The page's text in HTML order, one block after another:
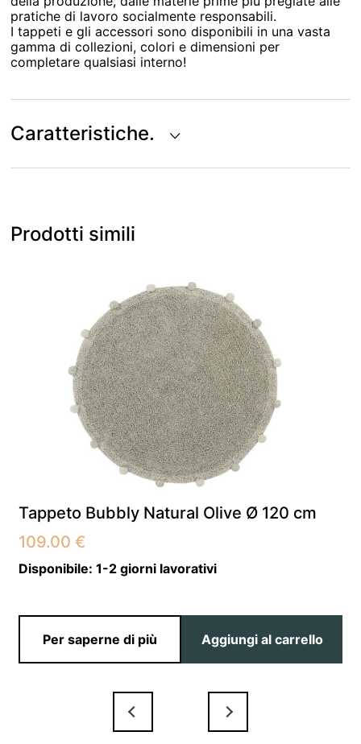
pratiche di lavoro socialmente responsabili.
I tappeti e gli accessori sono disponibili in una vasta
gamma di collezioni, colori e dimensioni per
completare qualsiasi interno!
Caratteristiche.
Prodotti simili
Tappeto Bubbly Natural Olive Ø 120 cm
109.00€
Disponibile:1-2 giorni lavorativi
Per saperne di più Aggiungi al carrello